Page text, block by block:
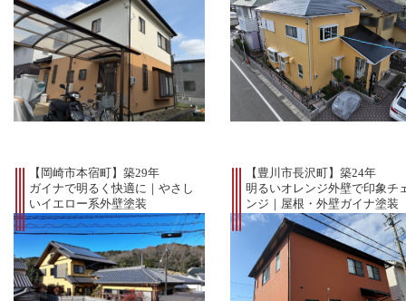
【岡崎市本宿町】築29年
ガイナで明るく快適に｜やさし
いイエロー系外壁塗装
【豊川市長沢町】築24年
明るいオレンジ外壁で印象チ
ンジ｜屋根・外壁ガイナ塗装